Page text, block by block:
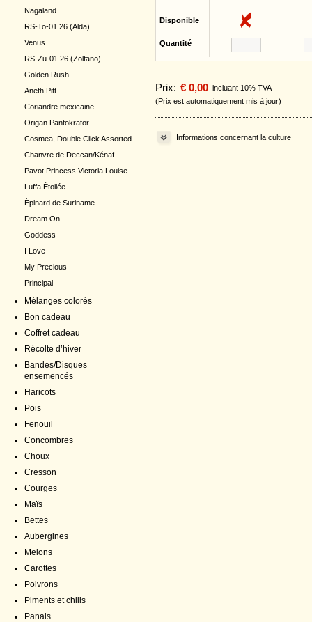
Nagaland
RS-To-01.26 (Alda)
Venus
RS-Zu-01.26 (Zoltano)
Golden Rush
Aneth Pitt
Coriandre mexicaine
Origan Pantokrator
Cosmea, Double Click Assorted
Chanvre de Deccan/Kénaf
Pavot Princess Victoria Louise
Luffa Étoilée
Èpinard de Suriname
Dream On
Goddess
I Love
My Precious
Principal
Mélanges colorés
Bon cadeau
Coffret cadeau
Récolte d’hiver
Bandes/Disques
ensemencés
Haricots
Pois
Fenouil
Concombres
Choux
Cresson
Courges
Maïs
Bettes
Aubergines
Melons
Carottes
Poivrons
Piments et chilis
Panais
Disponible
Quantité
Prix: € 0,00 incluant 10% TVA
(Prix est automatiquement mis à jour)
Informations concernant la culture